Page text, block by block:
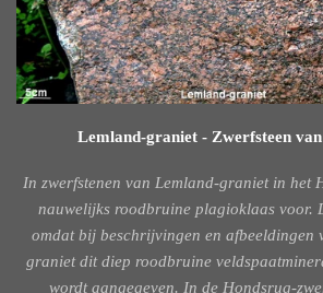
Lemland-graniet - Zwerfsteen
In zwerfstenen van Lemland-graniet in het
nauwelijks roodbruine plagioklaas voor.
omdat bij beschrijvingen en afbeeldingen
graniet dit diep roodbruine
wordt aangegeven. In de Hondsrug-